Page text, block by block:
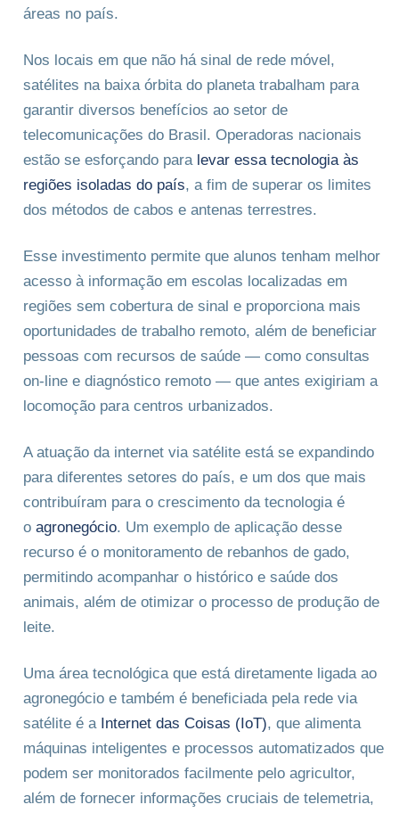
áreas no país.
Nos locais em que não há sinal de rede móvel,
satélites na baixa órbita do planeta trabalham para
garantir diversos benefícios ao setor de
telecomunicações do Brasil. Operadoras nacionais
estão se esforçando para levar essa tecnologia às
regiões isoladas do país, a fim de superar os limites
dos métodos de cabos e antenas terrestres.
Esse investimento permite que alunos tenham melhor
acesso à informação em escolas localizadas em
regiões sem cobertura de sinal e proporciona mais
oportunidades de trabalho remoto, além de beneficiar
pessoas com recursos de saúde — como consultas
on-line e diagnóstico remoto — que antes exigiriam a
locomoção para centros urbanizados.
A atuação da internet via satélite está se expandindo
para diferentes setores do país, e um dos que mais
contribuíram para o crescimento da tecnologia é
o agronegócio. Um exemplo de aplicação desse
recurso é o monitoramento de rebanhos de gado,
permitindo acompanhar o histórico e saúde dos
animais, além de otimizar o processo de produção de
leite.
Uma área tecnológica que está diretamente ligada ao
agronegócio e também é beneficiada pela rede via
satélite é a Internet das Coisas (IoT), que alimenta
máquinas inteligentes e processos automatizados que
podem ser monitorados facilmente pelo agricultor,
além de fornecer informações cruciais de telemetria,